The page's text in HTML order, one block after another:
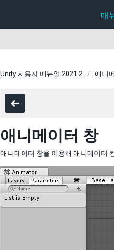
매
Unity 사용자 매뉴얼 2021.2 애니
애니메이터 창
애니메이터 창을 이용해 애니메이터